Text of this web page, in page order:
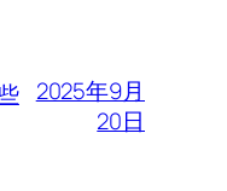
2025年9月
20日